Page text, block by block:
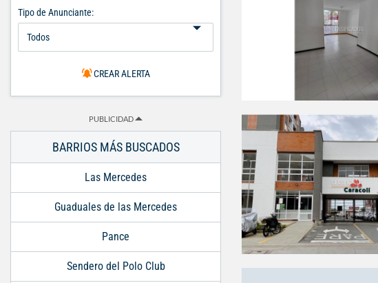
Tipo de Anunciante:
CREAR ALERTA
PUBLICIDAD
BARRIOS MÁS BUSCADOS
Las Mercedes
Guaduales de las Mercedes
Pance
Sendero del Polo Club